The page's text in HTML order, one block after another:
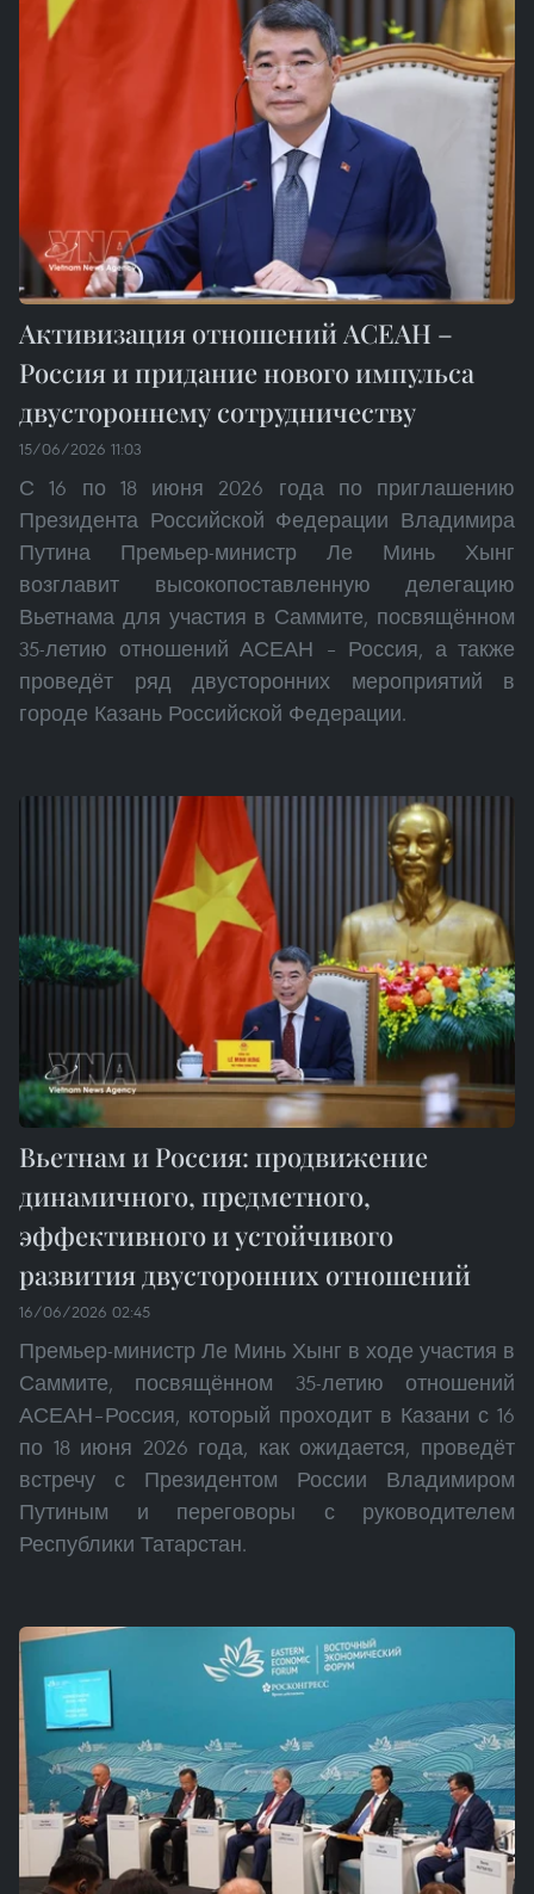
Активизация отношений АСЕАН –
Россия и придание нового импульса
двустороннему сотрудничеству
15/06/2026 11:03
С 16 по 18 июня 2026 года по приглашению
Президента Российской Федерации Владимира
Путина Премьер-министр Ле Минь Хынг
возглавит высокопоставленную делегацию
Вьетнама для участия в Саммите, посвящённом
35-летию отношений АСЕАН – Россия, а также
проведёт ряд двусторонних мероприятий в
городе Казань Российской Федерации.
Вьетнам и Россия: продвижение
динамичного, предметного,
эффективного и устойчивого
развития двусторонних отношений
16/06/2026 02:45
Премьер-министр Ле Минь Хынг в ходе участия в
Саммите, посвящённом 35-летию отношений
АСЕАН–Россия, который проходит в Казани с 16
по 18 июня 2026 года, как ожидается, проведёт
встречу с Президентом России Владимиром
Путиным и переговоры с руководителем
Республики Татарстан.